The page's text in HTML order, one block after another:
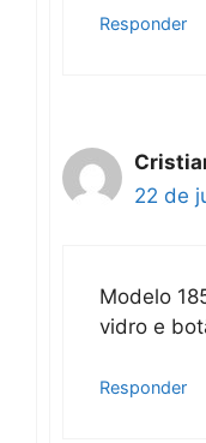
Responder
22 de
Modelo
vidro e
Responder